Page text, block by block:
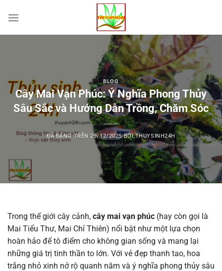
đến
BLOG
Cây Mai Vạn Phúc: Ý Nghĩa Phong Thủy
Sâu Sắc và Hướng Dẫn Trồng, Chăm Sóc
ĐÃ ĐĂNG TRÊN29/12/2025 BỞITHUYSINH24H
Trong thế giới cây cảnh, cây mai vạn phúc (hay còn gọi là
Mai Tiểu Thư, Mai Chỉ Thiên) nổi bật như một lựa chọn
hoàn hảo để tô điểm cho không gian sống và mang lại
những giá trị tinh thần to lớn. Với vẻ đẹp thanh tao, hoa
trắng nhỏ xinh nở rộ quanh năm và ý nghĩa phong thủy sâu